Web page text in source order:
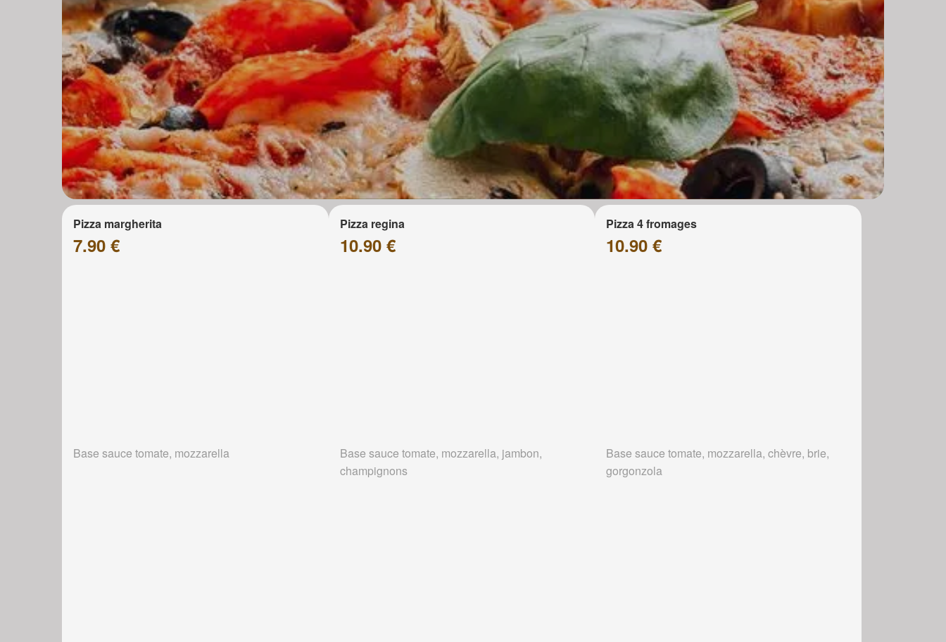
Pizza margherita
7.90 €
Base sauce tomate, mozzarella
Pizza regina
10.90 €
Base sauce tomate, mozzarella, jambon,
champignons
Pizza 4 fromages
10.90 €
Base sauce tomate, mozzarella, chèvre, brie,
gorgonzola